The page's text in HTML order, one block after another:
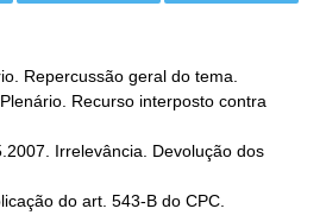
Repercussão geral do tema.